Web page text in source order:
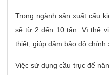
Trong ngành sản xuất cấu
sẽ từ 2 đến 10 tấn. Vì thế
thiết, giúp đảm bảo độ chính
Việc sử dụng cầu trục để